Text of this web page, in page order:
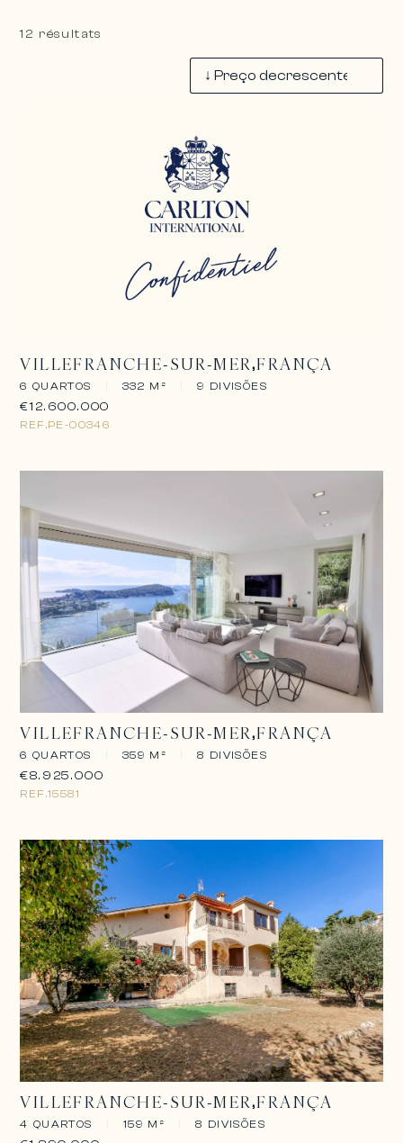
12 résultats
VILLEFRANCHE-SUR-MER FRANÇA
6 QUARTOS 332 M² 9 DIVISÕES
REF.PE-00346
€12.600.000
VILLEFRANCHE-SUR-MER FRANÇA
6 QUARTOS 359 M² 8 DIVISÕES
REF.15581
€8.925.000
VILLEFRANCHE-SUR-MER FRANÇA
4 QUARTOS 159 M² 8 DIVISÕES